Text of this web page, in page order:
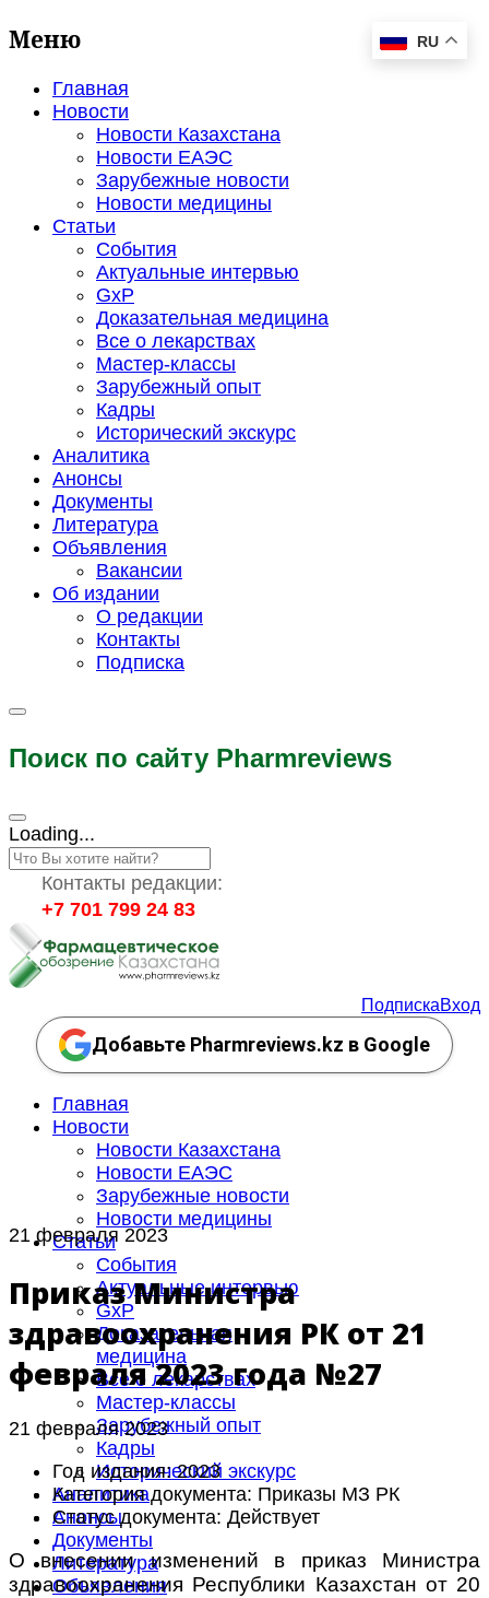
Меню
Главная
Новости
Новости Казахстана
Новости ЕАЭС
Зарубежные новости
Новости медицины
Статьи
События
Актуальные интервью
GxP
Доказательная медицина
Все о лекарствах
Мастер-классы
Зарубежный опыт
Кадры
Исторический экскурс
Аналитика
Анонсы
Документы
Литература
Объявления
Вакансии
Об издании
О редакции
Контакты
Подписка
Поиск по сайту Pharmreviews
Loading...
Контакты редакции:
+7 701 799 24 83
RU
ПодпискаВход
Добавьте Pharmreviews.kz в Google
Главная
Новости
Новости Казахстана
Новости ЕАЭС
Зарубежные новости
Новости медицины
Статьи
События
Актуальные интервью
GxP
Доказательная
медицина
Все о лекарствах
Мастер-классы
Зарубежный опыт
Кадры
Исторический экскурс
Аналитика
Анонсы
Документы
Литература
Объявления
21 февраля 2023
Приказ Министра
здравоохранения РК от 21
февраля 2023 года №27
21 февраля 2023
Год издания:2023
Категория документа: Приказы МЗ РК
Статус документа: Действует
О внесении изменений в приказ Министра
здравоохранения Республики Казахстан от 20